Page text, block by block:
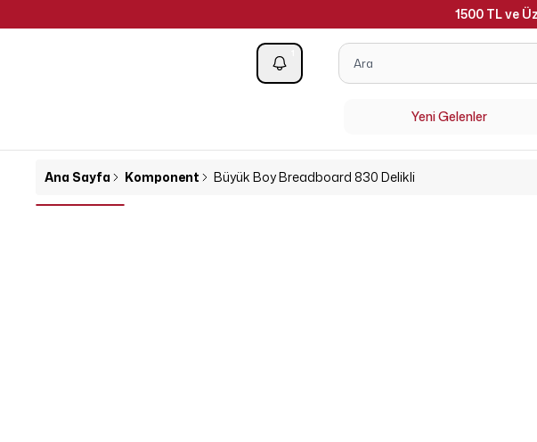
1500 TL ve
Yeni Gelenler
Ana Sayfa Komponent Büyük Boy Breadboard 830 Delikli